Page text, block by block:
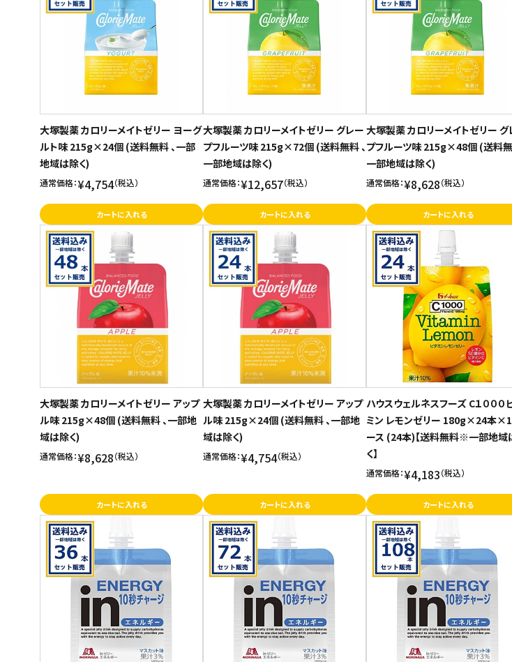
大塚製薬 カロリーメイトゼリー ヨーグ
ルト味 215g×24個 (送料無料 、一部
地域は除く)
通常価格：¥4,754（税込）
カートに入れる
大塚製薬 カロリーメイトゼリー グレー
プフルーツ味 215g×72個 (送料無料 、
一部地域は除く)
通常価格：¥12,657（税込）
カートに入れる
大塚製薬 カロリーメイトゼリー グ
プフルーツ味 215g×48個 (送料無
一部地域は除く)
通常価格：¥8,628（税込）
カートに入れる
大塚製薬 カロリーメイトゼリー アップ
ル味 215g×48個 (送料無料 、一部地
域は除く)
通常価格：¥8,628（税込）
カートに入れる
大塚製薬 カロリーメイトゼリー アップ
ル味 215g×24個 (送料無料 、一部地
域は除く)
通常価格：¥4,754（税込）
カートに入れる
ハウスウェルネスフーズ C１０００
ミン レモンゼリー 180g×24本
ース (24本)【送料無料※一部地域
く】
通常価格：¥4,183（税込）
カートに入れる